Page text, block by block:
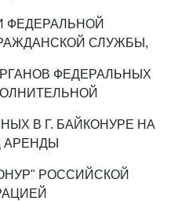
СЛУЖБЫ,
ФЕДЕРАЛЬНЫХ
В Г. БАЙКОНУРЕ НА
АРЕНДЫ
РОССИЙСКОЙ